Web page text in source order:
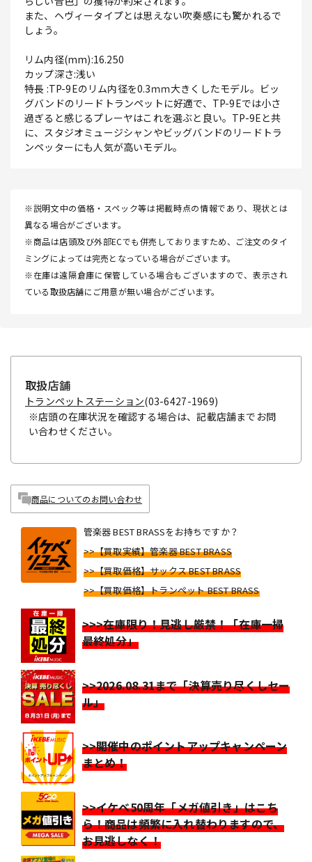
また、ヘヴィータイプとは思えない吹奏感にも驚かれるで
しょう。
リム内径(mm):16.250
カップ深さ:浅い
特長 :TP-9Eのリム内径を0.3ｍｍ大きくしたモデル。ビッ
グバンドのリードトランペットに好適で、TP-9Eでは小さ
過ぎると感じるプレーヤはこれを選ぶと良い。TP-9Eと共
に、スタジオミュージシャンやビッグバンドのリードトラ
ンペッターにも人気が高いモデル。
※説明文中の価格・スペック等は掲載時点の情報であり、現状とは
異なる場合がございます。
※商品は店頭及び外部ECでも併売しておりますため、ご注文のタイ
ミングによっては完売となっている場合がございます。
※在庫は遠隔倉庫に保管している場合もございますので、表示され
ている取扱店舗にご用意が無い場合がございます。
取扱店舗
トランペットステーション(03-6427-1969)
※店頭の在庫状況を確認する場合は、記載店舗までお問
い合わせください。
商品についてのお問い合わせ
管楽器 BEST BRASSをお持ちですか？
>>【買取実績】管楽器 BEST BRASS
>>【買取価格】サックス BEST BRASS
>>【買取価格】トランペット BEST BRASS
>>>在庫限り！見逃し厳禁！「在庫一掃
最終処分」
>>2026.08.31まで「決算売り尽くしセー
ル」
>>開催中のポイントアップキャンペーン
まとめ！
>>イケベ50周年「メガ値引き」はこち
ら！商品は頻繁に入れ替わりますので、
お見逃しなく！